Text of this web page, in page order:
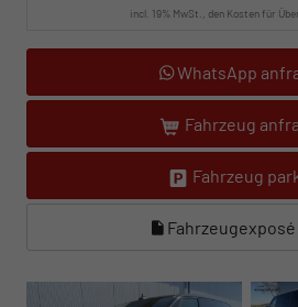
incl. 19% MwSt., den Kosten für
WhatsApp
Fahrzeug
Fahrzeug
Fahrzeugexposé